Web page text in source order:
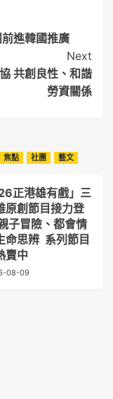
進韓國推廣
Next
共創良性、和諧
勞資關係
焦點 社團 藝文
正港雄有戲」三
原創節目接力登
子冒險、都會情
命思辨 系列節目
賣中
08-09